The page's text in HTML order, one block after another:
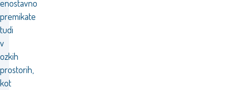
enostavno
premikate
tudi
v
ozkih
prostorih,
kot